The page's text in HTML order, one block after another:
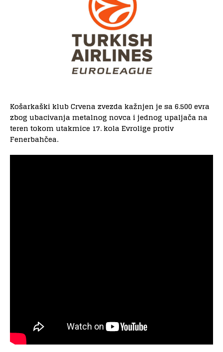
Košarkaški klub Crvena zvezda kažnjen je sa 6.500 evra
zbog ubacivanja metalnog novca i jednog upaljača na
teren tokom utakmice 17. kola Evrolige protiv
Fenerbahčea.